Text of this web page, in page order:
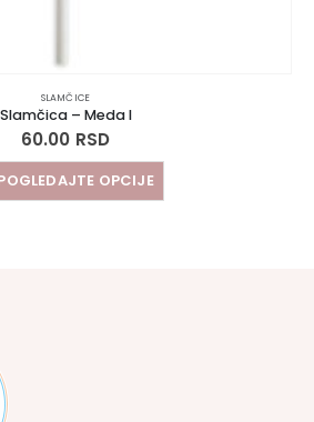
SLAMČICE
Slamčica – Meda I
60.00 RSD
OPCIJE